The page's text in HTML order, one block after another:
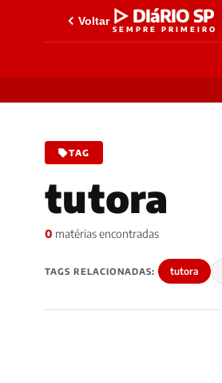
Voltar ▷ DIáRIO SP
SEMPRE PRIMEIRO
TAG
tutora
0 matérias encontradas
TAGS RELACIONADAS: tutora